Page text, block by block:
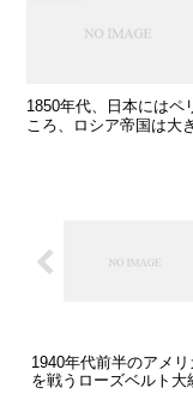
1850年代、日本には
ころ、ロシア帝国は大
1940年代前半のアメ
を戦うローズベルト大